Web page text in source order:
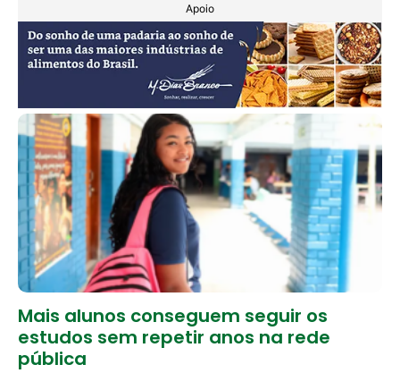
Apoio
Mais alunos conseguem seguir os
estudos sem repetir anos na rede
pública